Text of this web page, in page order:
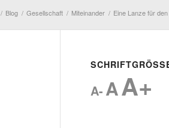
/ Blog / Gesellschaft / Miteinander / Eine Lanze für
SCHRIFTGRÖSSE
A- AA+